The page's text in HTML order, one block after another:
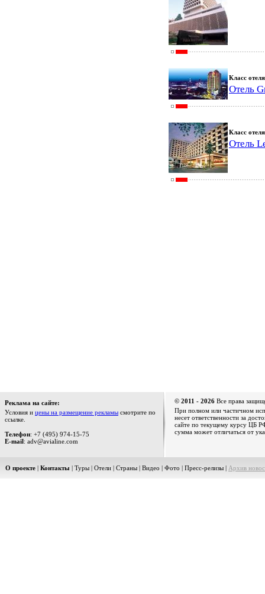
Класс
Отель
Класс
Отель
Реклама на сайте:
Условия и цены на размещение рекламы смотрите по
ссылке.
Телефон: +7 (495) 974-15-75
E-mail: adv@avialine.com
© 2011 - 2026 Все права
При полном или частичном
несет ответственности за
сайте по текущему курсу ЦБ
сумма может отличаться от
О проекте | Контакты | Туры | Отели | Страны | Видео | Фото | Пресс-релизы | Архив